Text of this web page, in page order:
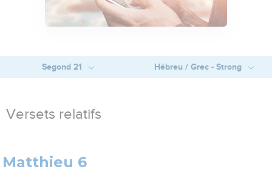
Segond 21 Hébreu / Grec - Strong
Versets relatifs
Matthieu 6